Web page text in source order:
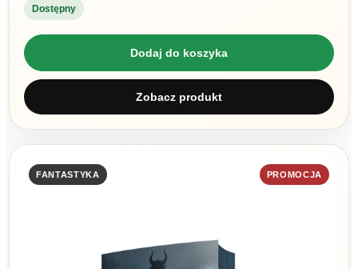
Dostępny
Dodaj do koszyka
Zobacz produkt
FANTASTYKA PROMOCJA